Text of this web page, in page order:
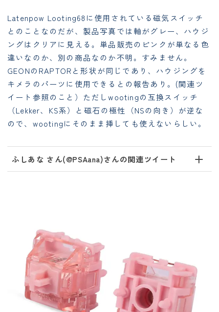
Latenpow Looting68に使用されている磁気スイッチ
とのことなのだが、製品写真では軸がグレー、ハウジ
ングはクリアに見える。単品販売のピンクが単なる色
違いなのか、別の商品なのか不明。すみません。
GEONのRAPTORと形状が同じであり、ハウジングを
キメラのパーツに使用できるとの報告あり。(関連ツ
イート参照のこと）ただしwootingの互換スイッチ
（Lekker、KS系）と磁石の極性（NSの向き）が逆な
ので、wootingにそのまま挿しても使えないらしい。
ふしあな さん(@PSAana)さんの関連ツイート